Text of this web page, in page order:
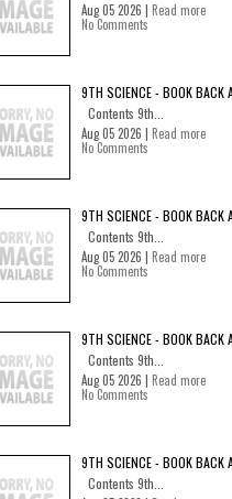
Aug 05 2026 | Read more
No Comments
9TH SCIENCE - BOOK BACK
Contents 9th...
Aug 05 2026 | Read more
No Comments
9TH SCIENCE - BOOK BACK
Contents 9th...
Aug 05 2026 | Read more
No Comments
9TH SCIENCE - BOOK BACK
Contents 9th...
Aug 05 2026 | Read more
No Comments
9TH SCIENCE - BOOK BACK
Contents 9th...